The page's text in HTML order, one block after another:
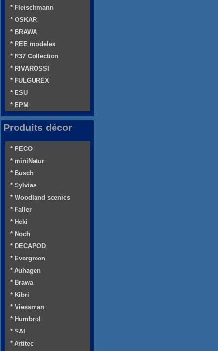
* Fleischmann
* OSKAR
* BRAWA
* REE modeles
* R37 Collection
* RIVAROSSI
* FULGUREX
* ESU
* EPM
Produits décor
* PECO
* miniNatur
* Busch
* Sylvias
* Woodland scenics
* Faller
* Heki
* Noch
* DECAPOD
* Evergreen
* Auhagen
* Brawa
* Kibri
* Viessman
* Humbrol
* SAI
* Artitec